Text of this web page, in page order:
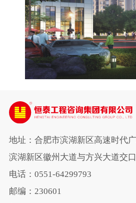
地址：合肥市滨湖新区高速时代
滨湖新区徽州大道与方兴大道交口
电话：0551-64299793
邮编：230601